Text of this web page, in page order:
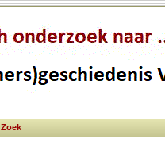
Zoek